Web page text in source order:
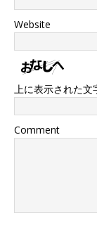
Website
上に表示された文
Comment